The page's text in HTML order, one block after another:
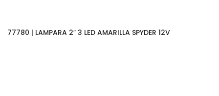
77780 | LAMPARA 2″ 3 LED AMARILLA SPYDER 12V